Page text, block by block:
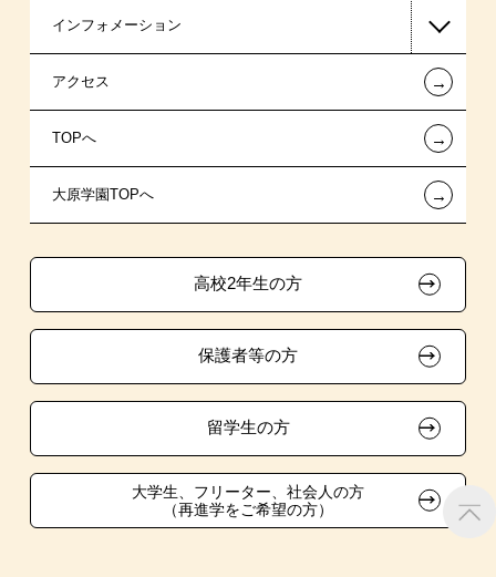
日本政策金融公庫（国の教育ローン）
提携教育ローン
専門実践教育訓練給付金制度
試験による特待生制度
クラブ特待生制度
スポーツクラブ特待生制度
AO入学制度
特別推薦入学
推薦入学
ボランティア・クラブ・
生徒会活動推薦入学
入学前のお勧め学習システム
東京経営大学への3年次編入学
大学・短大・公務員併願制度
親族紹介制度
在校生からあなたへ
夢を叶えた先輩たち
施設・研修所
学生寮・マンションのご案内
大原学園グループ案内
インフォメーション
お知らせ・新着情報
在校生へのお知らせ
各種証明書の発行ご希望の方
採用ご担当の方
アクセス ←
TOPへ ←
大原学園TOPへ ←
高校2年生の方
保護者等の方
留学生の方
大学生、フリーター、社会人の方
（再進学をご希望の方）